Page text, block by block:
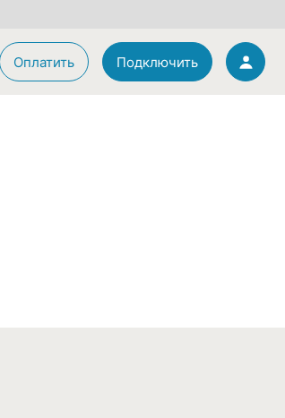
Оплатить Подключить